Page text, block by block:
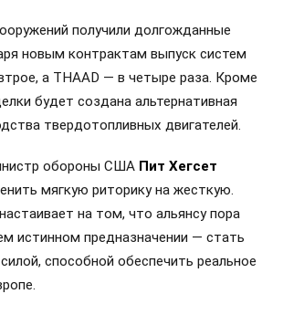
получили долгожданные
новым контрактам выпуск систем
а THAAD — в четыре раза. Кроме
будет создана альтернативная
твердотопливных двигателей.
обороны США Пит Хегсет
мягкую риторику на жесткую.
на том, что альянсу пора
истинном предназначении — стать
способной обеспечить реальное